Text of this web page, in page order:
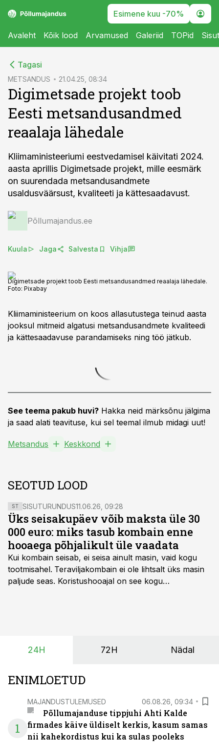
Esimene kuu -70%
Avaleht Kõik lood Arvamused Galeriid TOPid
Tagasi
METSANDUS 21.04.25, 08:34
Digimetsade projekt toob
Eesti metsandusandmed
reaalaja lähedale
Kliimaministeeriumi eestvedamisel käivitati 2024.
aasta aprillis Digimetsade projekt, mille eesmärk
on suurendada metsandusandmete
usaldusväärsust, kvaliteeti ja kättesaadavust.
Põllumajandus.ee
Kuula Jaga Salvesta Vihja
Digimetsade projekt toob Eesti metsandusandmed reaalaja lähedale.
Foto: Pixabay
Kliimaministeerium on koos allasutustega teinud aasta
jooksul mitmeid algatusi metsandusandmete kvaliteedi
ja kättesaadavuse parandamiseks ning töö jätkub.
See teema pakub huvi? Hakka neid märksõnu jälgima
ja saad alati teavituse, kui sel teemal ilmub midagi uut!
Metsandus Keskkond
SEOTUD LOOD
ST SISUTURUNDUS11.06.26, 09:28
Üks seisakupäev võib maksta üle 30
000 euro: miks tasub kombain enne
hooaega põhjalikult üle vaadata
Kui kombain seisab, ei seisa ainult masin, vaid kogu
tootmisahel. Teraviljakombain ei ole lihtsalt üks masin
paljude seas. Koristushooajal on see kogu
24H 72H Nädal
ENIMLOETUD
1
MAJANDUSTULEMUSED 06.08.26, 09:34
Põllumajanduse tippjuhi Ahti Kalde
firmades käive üldiselt kerkis, kasum samas
nii kahekordistus kui ka sulas pooleks